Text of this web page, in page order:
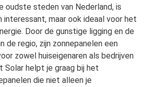
oudste steden van Nederland, is
maar ook ideaal voor het
Door de gunstige ligging en de
de regio, zijn zonnepanelen een
zowel huiseigenaren als bedrijven
Solar helpt je graag bij het
die niet alleen je